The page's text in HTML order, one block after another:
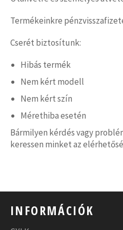
Termékeinkre
Cserét biztosítunk:
Hibás termék
Nem kért modell
Nem kért szín
Mérethiba esetén
Bármilyen kérdés vagy
keressen minket az
INFORMÁCIÓK